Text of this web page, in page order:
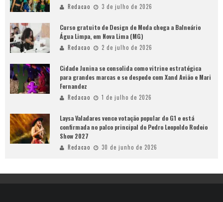
Redacao 3 de julho de 2026
Curso gratuito de Design de Moda chega a Balneário
Água Limpa, em Nova Lima (MG)
Redacao 2 de julho de 2026
Cidade Junina se consolida como vitrine estratégica
para grandes marcas e se despede com Xand Avião e Mari
Fernandez
Redacao 1 de julho de 2026
Laysa Valadares vence votação popular do G1 e está
confirmada no palco principal do Pedro Leopoldo Rodeio
Show 2027
Redacao 30 de junho de 2026